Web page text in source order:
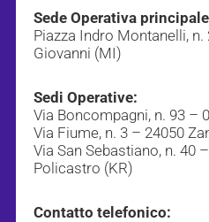
Sede Operativa
Piazza Indro Montanelli,
Giovanni (MI)
Sedi Operative:
Via Boncompagni, n. 93 –
Via Fiume, n. 3 – 24050
Via San Sebastiano, n. 40
Policastro (KR)
Contatto telefonico: